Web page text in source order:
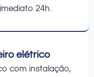
24h.
elétrico
com instalação,